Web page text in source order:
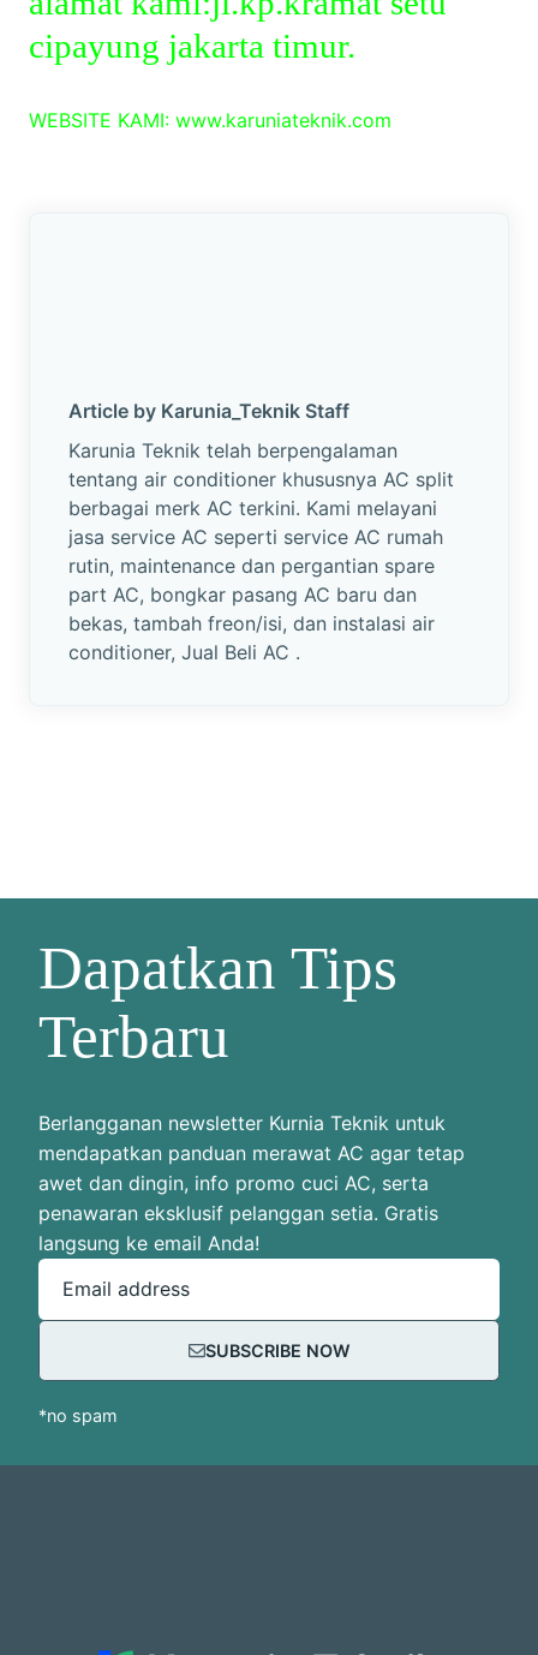
cipayung jakarta timur.
WEBSITE KAMI: www.karuniateknik.com
Article by Karunia_Teknik Staff
Karunia Teknik telah berpengalaman
tentang air conditioner khususnya AC split
berbagai merk AC terkini. Kami melayani
jasa service AC seperti service AC rumah
rutin, maintenance dan pergantian spare
part AC, bongkar pasang AC baru dan
bekas, tambah freon/isi, dan instalasi air
conditioner, Jual Beli AC .
Dapatkan Tips
Terbaru
Berlangganan newsletter Kurnia Teknik untuk
mendapatkan panduan merawat AC agar tetap
awet dan dingin, info promo cuci AC, serta
penawaran eksklusif pelanggan setia. Gratis
langsung ke email Anda!
Email address
SUBSCRIBE NOW
*no spam